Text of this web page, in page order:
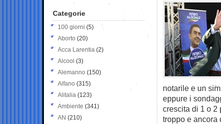
notarile e un
eppure i
crescita di 1 o 2
troppo e ancora
Categorie
100 giorni (5)
Aborto (20)
Acca Larentia (2)
Alcool (3)
Alemanno (150)
Alfano (315)
Alitalia (123)
Ambiente (341)
AN (210)